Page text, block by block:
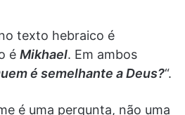
texto hebraico é
é Mikhael. Em ambos
é semelhante a Deus?“.
é uma pergunta, não uma